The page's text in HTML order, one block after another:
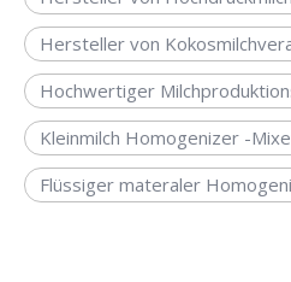
Hersteller von
Hochwertiger
Kleinmilch Homogenizer -
Flüssiger materaler